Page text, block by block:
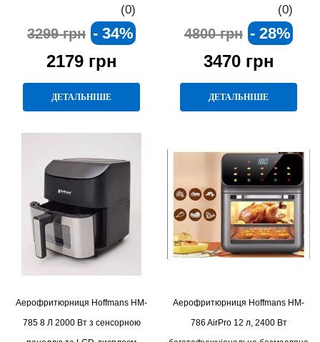
(0)
3299 грн - 34%
2179 грн
ДЕТАЛЬНІШЕ
безмасляне приготування
(0)
4800 грн - 28%
3470 грн
ДЕТАЛЬНІШЕ
Аерофритюрниця Hoffmans HM-
785 8 Л 2000 Вт з сенсорною
Аерофритюрниця Hoffmans HM-
786 AirPro 12 л, 2400 Вт